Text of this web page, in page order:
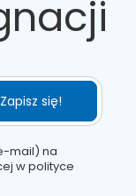
mail) na
wpolityce
Zapisz się!